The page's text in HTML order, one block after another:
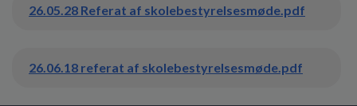
26.05.28 Referat af skolebestyrelsesmøde.pdf
26.06.18 referat af skolebestyrelsesmøde.pdf